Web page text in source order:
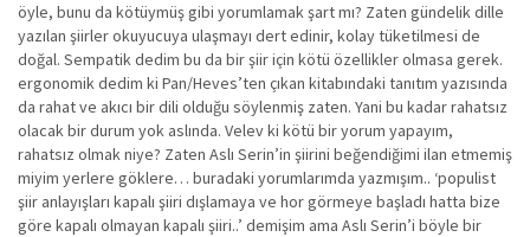
öyle, bunu da kötüymüş gibi yorumlamak şart mı? Zaten gündelik dille
yazılan şiirler okuyucuya ulaşmayı dert edinir, kolay tüketilmesi de
doğal. Sempatik dedim bu da bir şiir için kötü özellikler olmasa gerek.
ergonomik dedim ki Pan/Heves’ten çıkan kitabındaki tanıtım yazısında
da rahat ve akıcı bir dili olduğu söylenmiş zaten. Yani bu kadar rahatsız
olacak bir durum yok aslında. Velev ki kötü bir yorum yapayım,
rahatsız olmak niye? Zaten Aslı Serin’in şiirini beğendiğimi ilan etmemiş
miyim yerlere göklere… buradaki yorumlarımda yazmışım.. ‘populist
şiir anlayışları kapalı şiiri dışlamaya ve hor görmeye başladı hatta bize
göre kapalı olmayan kapalı şiiri..’ demişim ama Aslı Serin’i böyle bir